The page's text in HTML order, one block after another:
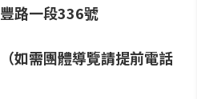
路一段336號
如需團體導覽請提前電話